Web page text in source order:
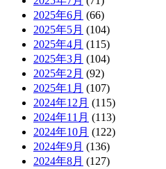
2025年6月 (66)
2025年5月 (104)
2025年4月 (115)
2025年3月 (104)
2025年2月 (92)
2025年1月 (107)
2024年12月 (115)
2024年11月 (113)
2024年10月 (122)
2024年9月 (136)
2024年8月 (127)